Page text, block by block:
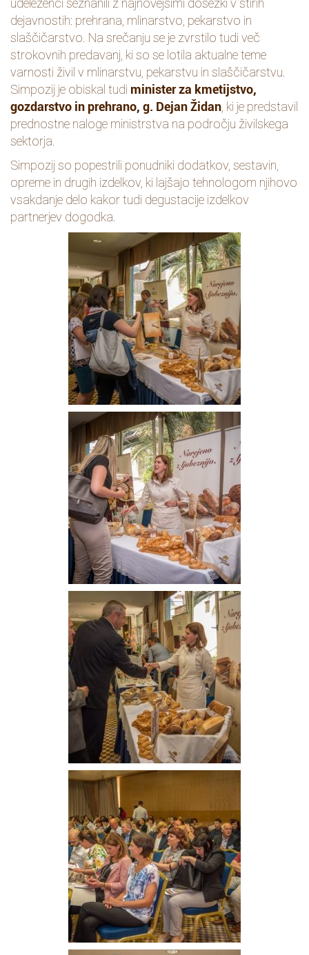
udeleženci seznanili z najnovejšimi dosežki v štirih
dejavnostih: prehrana, mlinarstvo, pekarstvo in
slaščičarstvo. Na srečanju se je zvrstilo tudi več
strokovnih predavanj, ki so se lotila aktualne teme
varnosti živil v mlinarstvu, pekarstvu in slaščičarstvu.
Simpozij je obiskal tudi minister za kmetijstvo,
gozdarstvo in prehrano, g. Dejan Židan , ki je predstavil
prednostne naloge ministrstva na področju živilskega
sektorja.
Simpozij so popestrili ponudniki dodatkov, sestavin,
opreme in drugih izdelkov, ki lajšajo tehnologom njihovo
vsakdanje delo kakor tudi degustacije izdelkov
partnerjev dogodka.